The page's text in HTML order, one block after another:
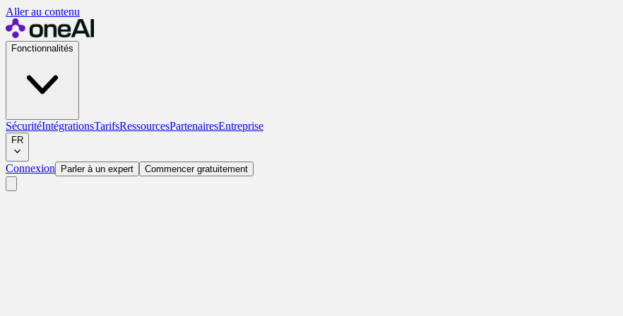
Aller au contenu
Fonctionnalités
SécuritéIntégrationsTarifsRessourcesPartenairesEntreprise
FR
Connexion Parler à un expert Commencer gratuitement